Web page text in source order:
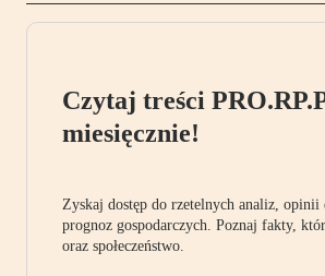
Czytaj treści
miesięcznie!
Zyskaj dostęp do rzetelnych analiz,
prognoz gospodarczych. Poznaj fakty,
oraz społeczeństwo.